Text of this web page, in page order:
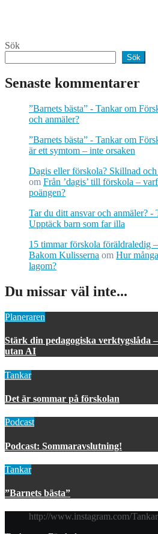
Sök
Sök
Senaste kommentarer
”Barnets bästa” - Tankar om
och anmäler?
”Barnets bästa” - Tankar om
är ett symtom – inte orsaken
Dagis eller förskola? Skillnad
om Från ’dagis’ till förskola –
poängen?
Tar du ditt ansvar och anmäler? -
Upptäck barn som far illa
15 timmar förskola föräldraledig
Bakom Kulisserna om Hur
lagom?
Du missar väl inte...
Planeraren
Stärk din pedagogiska verktygslåda
utan AI
Tankar
Det är sommar på förskolan
Podcast
Podcast: Sommaravslutning!
Tankar
”Barnets bästa”
http://www.instagram.com/